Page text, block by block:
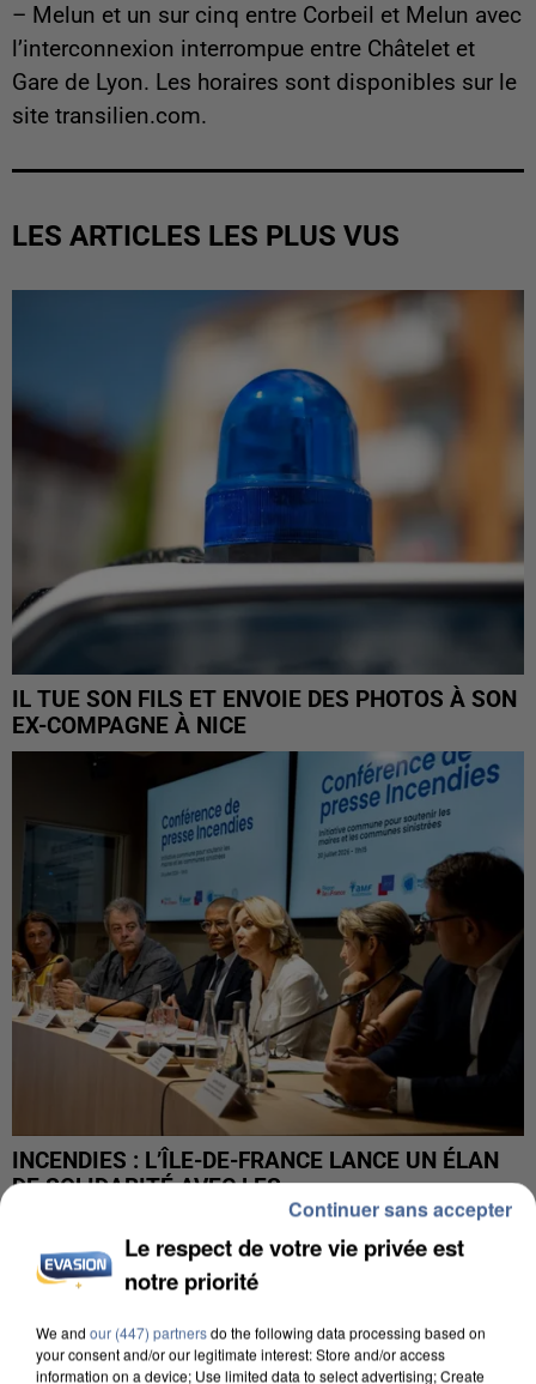
– Melun et un sur cinq entre Corbeil et Melun avec
l’interconnexion interrompue entre Châtelet et
Gare de Lyon. Les horaires sont disponibles sur le
site transilien.com.
LES ARTICLES LES PLUS VUS
IL TUE SON FILS ET ENVOIE DES PHOTOS À SON
EX-COMPAGNE À NICE
INCENDIES : L’ÎLE-DE-FRANCE LANCE UN ÉLAN
DE SOLIDARITÉ AVEC LES...
Le respect de votre vie privée est
notre priorité
We and our (447) partnersdo the following data processing based on
your consent and/or our legitimate interest: Store and/or access
information on a device; Use limited data to select advertising; Create
Continuer sans accepter